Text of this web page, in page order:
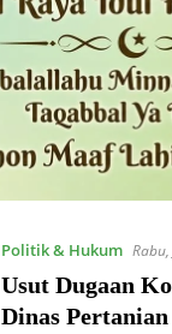
Politik & Hukum
Usut Dugaan
Dinas